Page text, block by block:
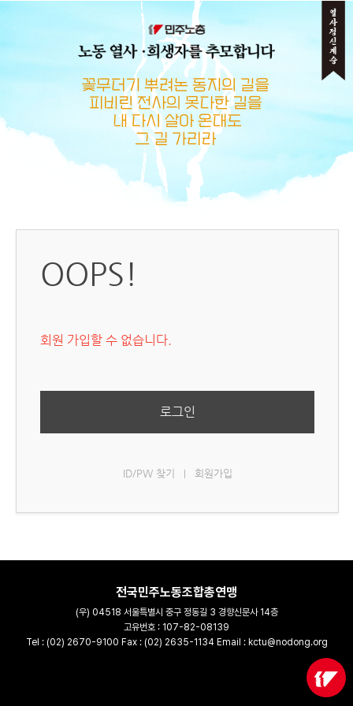
메뉴 건너뛰기
OOPS!
회원 가입할 수 없습니다.
로그인
ID/PW 찾기 회원가입
전국민주노동조합총연맹
(우) 04518 서울특별시 중구 정동길 3 경향신문사 14층
고유번호 : 107-82-08139
Tel : (02) 2670-9100 Fax : (02) 2635-1134 Email : kctu@nodong.org